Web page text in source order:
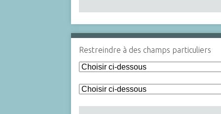
Restreindre à des champs particuliers